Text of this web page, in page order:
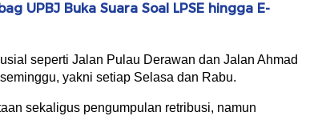
UPBJ Buka Suara Soal LPSE hingga E-
seperti Jalan Pulau Derawan dan Jalan Ahmad
yakni setiap Selasa dan Rabu.
sekaligus pengumpulan retribusi, namun